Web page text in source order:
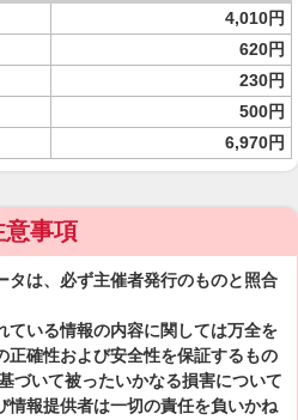
4,010円
620円
230円
500円
6,970円
意事項
タは、必ず主催者発行のものと照合
ている情報の内容に関しては万全を
正確性および安全性を保証するもの
づいて被ったいかなる損害について
情報提供者は一切の責任を負いかね